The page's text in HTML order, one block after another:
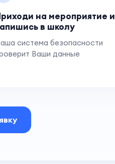
на мероприятие и
в школу
система безопасности
Ваши данные